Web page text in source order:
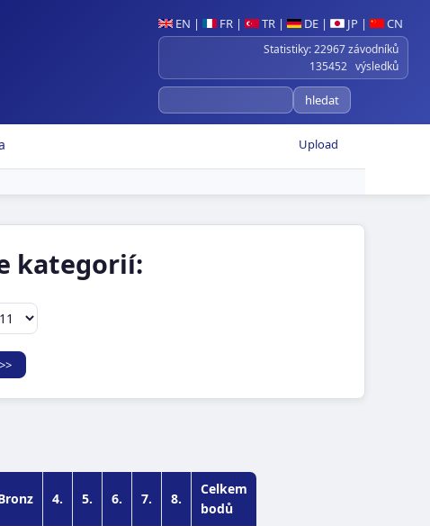
EN | FR | TR | DE | JP | CN
Statistiky: 22967 závodníků
135452 výsledků
Upload
kategorií:
4. 5. 6. 7. 8.
Celkem
bodů